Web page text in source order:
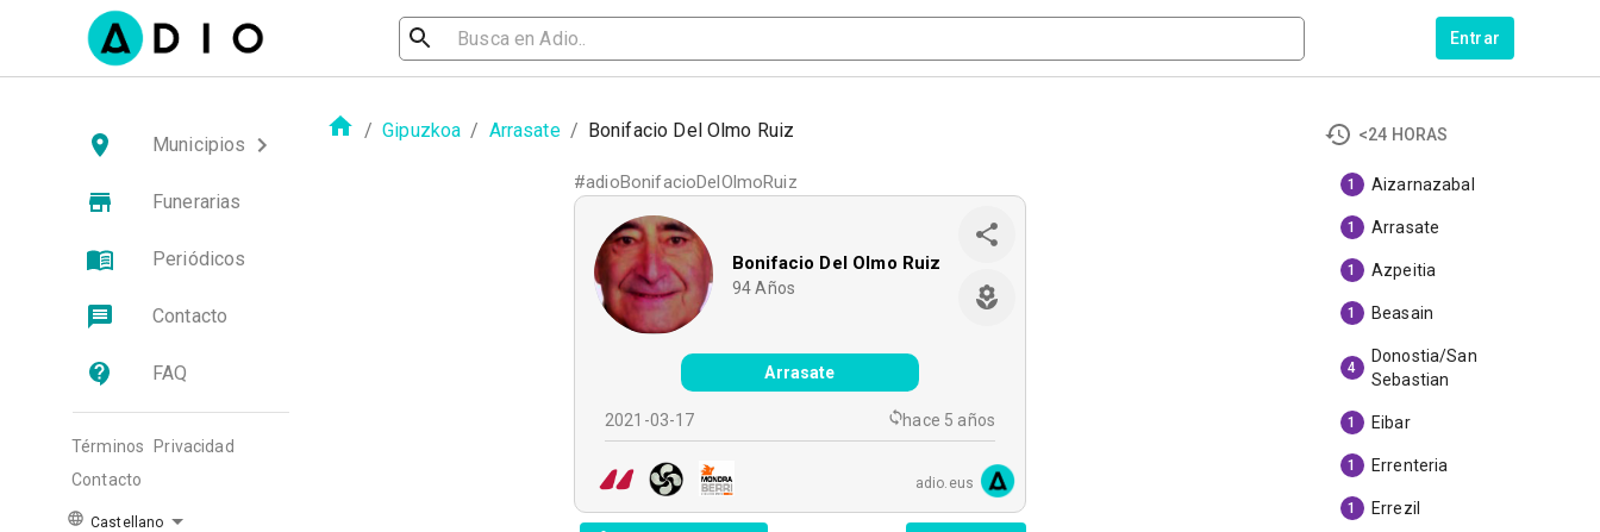
Entrar
Municipios
Funerarias
Periódicos
Contacto
FAQ
Términos
Privacidad
Contacto
Castellano
/ Gipuzkoa / Arrasate / Bonifacio Del Olmo Ruiz
#adioBonifacioDelOlmoRuiz
Bonifacio Del Olmo Ruiz
94 Años
Arrasate
2021-03-17 hace 5 años
adio.eus
<24 HORAS
1 Aizarnazabal
1 Arrasate
1 Azpeitia
1 Beasain
4
Donostia/San
Sebastian
1 Eibar
1 Errenteria
1 Errezil